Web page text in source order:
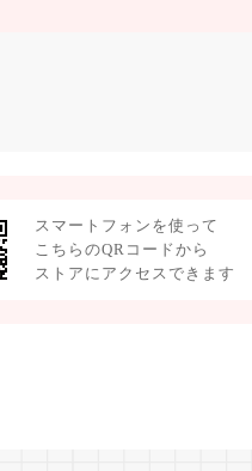
スマートフォンを使って
こちらのQRコードから
ストアにアクセスできます